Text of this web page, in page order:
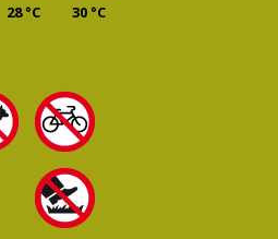
28 °C 30 °C